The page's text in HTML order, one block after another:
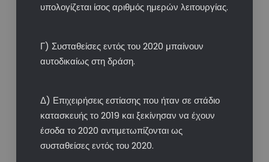
υπολογίζεται ίσος αριθμός ημερών λειτουργίας.
Γ) Συσταθείσες εντός του 2020 μπαίνουν
αυτοδικαίως στη δράση.
Δ) Επιχειρήσεις εστίασης που ήταν σε στάδιο
κατασκευής το 2019 και ξεκίνησαν να έχουν
έσοδα το 2020 αντιμετωπίζονται ως
συσταθείσες εντός του 2020.